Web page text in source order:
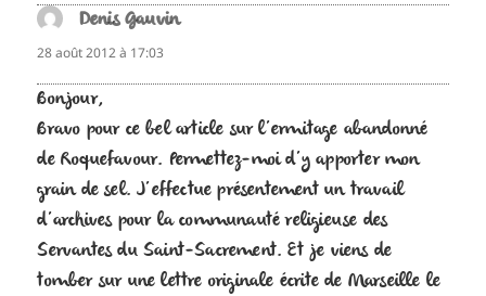
Denis Gauvindit :
28 août 2012 à 17:03
Bonjour,
Bravo pour ce bel article sur l’ermitage abandonné
de Roquefavour. Permettez-moi d’y apporter mon
grain de sel. J’effectue présentement un travail
d’archives pour la communauté religieuse des
Servantes du Saint-Sacrement. Et je viens de
tomber sur une lettre originale écrite de Marseille le